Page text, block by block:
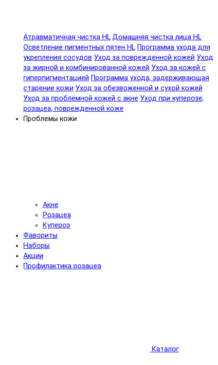
Атравматичная чистка HL Домашняя чистка лица HL
Осветление пигментных пятен HL Программа ухода для
укрепления сосудов Уход за поврежденной кожей Уход
за жирной и комбинированной кожей Уход за кожей с
гиперпигментацией Программа ухода, задерживающая
старение кожи Уход за обезвоженной и сухой кожей
Уход за проблемной кожей с акне Уход при куперозе,
розацеа, поврежденной коже
Проблемы кожи
Акне
Розацеа
Купероз
Фавориты
Наборы
Акции
Профилактика розацеа
Каталог